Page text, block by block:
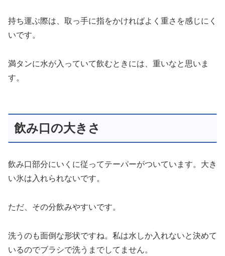
持ち運ぶ際は、取っ手に指をかければよく重さを感じにく
いです。
満タンに水が入っていて飲むときには、重いなと思いま
す。
飲み口の大きさ
飲み口部分にいくに従ってテーパーがついています。大き
い氷は入れられないです。
ただ、その分飲みやすいです。
洗うのも面倒な形状ですね。私は水しか入れないと決めて
いるのでブラシで洗うまでしてません。